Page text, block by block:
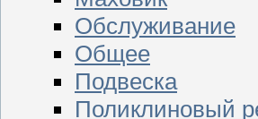
Обслуживание
Общее
Подвеска
Поликлиновый